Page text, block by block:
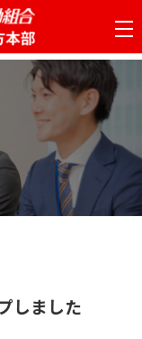
しました